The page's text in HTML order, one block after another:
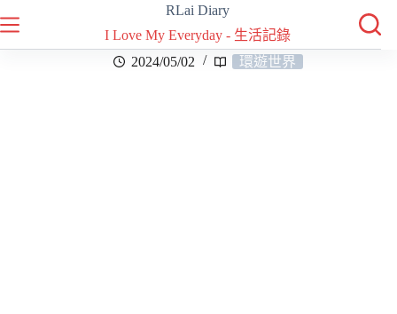
RLai Diary
I Love My Everyday - 生活記錄
2024/05/02
環遊世界